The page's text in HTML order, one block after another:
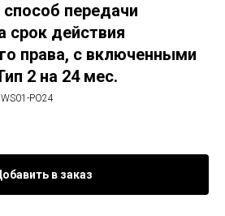
передачи
срок действия
права, с включенными
2 на 24 мес.
PO24
в заказ